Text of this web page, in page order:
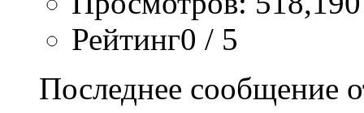
Рейтинг0 / 5
Последнее сообщение